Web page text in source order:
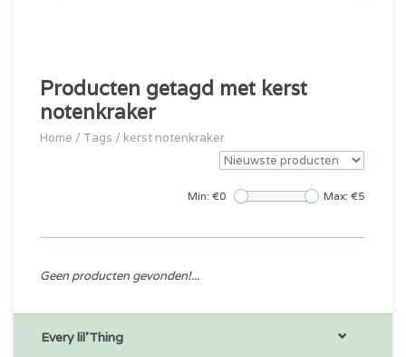
Producten getagd met kerst
notenkraker
Home / Tags / kerst notenkraker
Min: €0 Max: €5
Geen producten gevonden!...
Every lil'Thing